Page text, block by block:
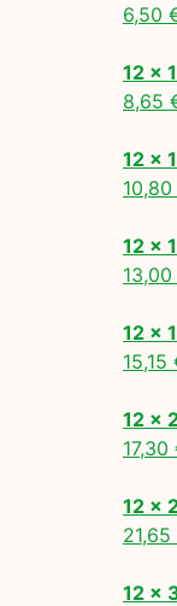
6,50
12 x
8,65
12 x
12 x
12 x
12 x
12 x
12 x